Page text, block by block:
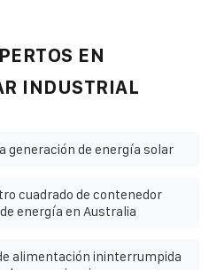
EN
INDUSTRIAL
generación de energía solar
cuadrado de contenedor
energía en Australia
alimentación ininterrumpida